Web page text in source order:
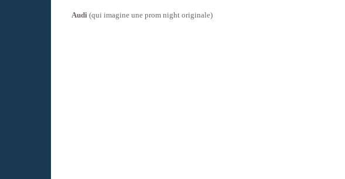
Audi (qui imagine une prom night originale)